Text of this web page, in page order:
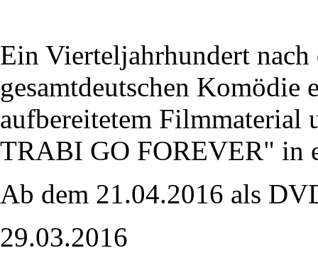
Ein Vierteljahrhundert
gesamtdeutschen
aufbereitetem Filmmaterial
TRABI GO FOREVER" in
Ab dem 21.04.2016 als
29.03.2016